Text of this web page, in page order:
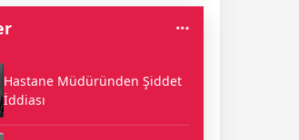
Hastane Müdüründen Şiddet
İddiası